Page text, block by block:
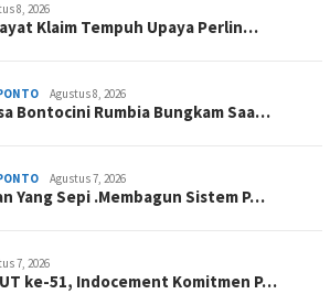
8, 2026
Klaim Tempuh Upaya Perlin…
Agustus 8, 2026
Bontocini Rumbia Bungkam Saa…
Agustus 7, 2026
Yang Sepi .Membagun Sistem P…
7, 2026
ke-51, Indocement Komitmen P…